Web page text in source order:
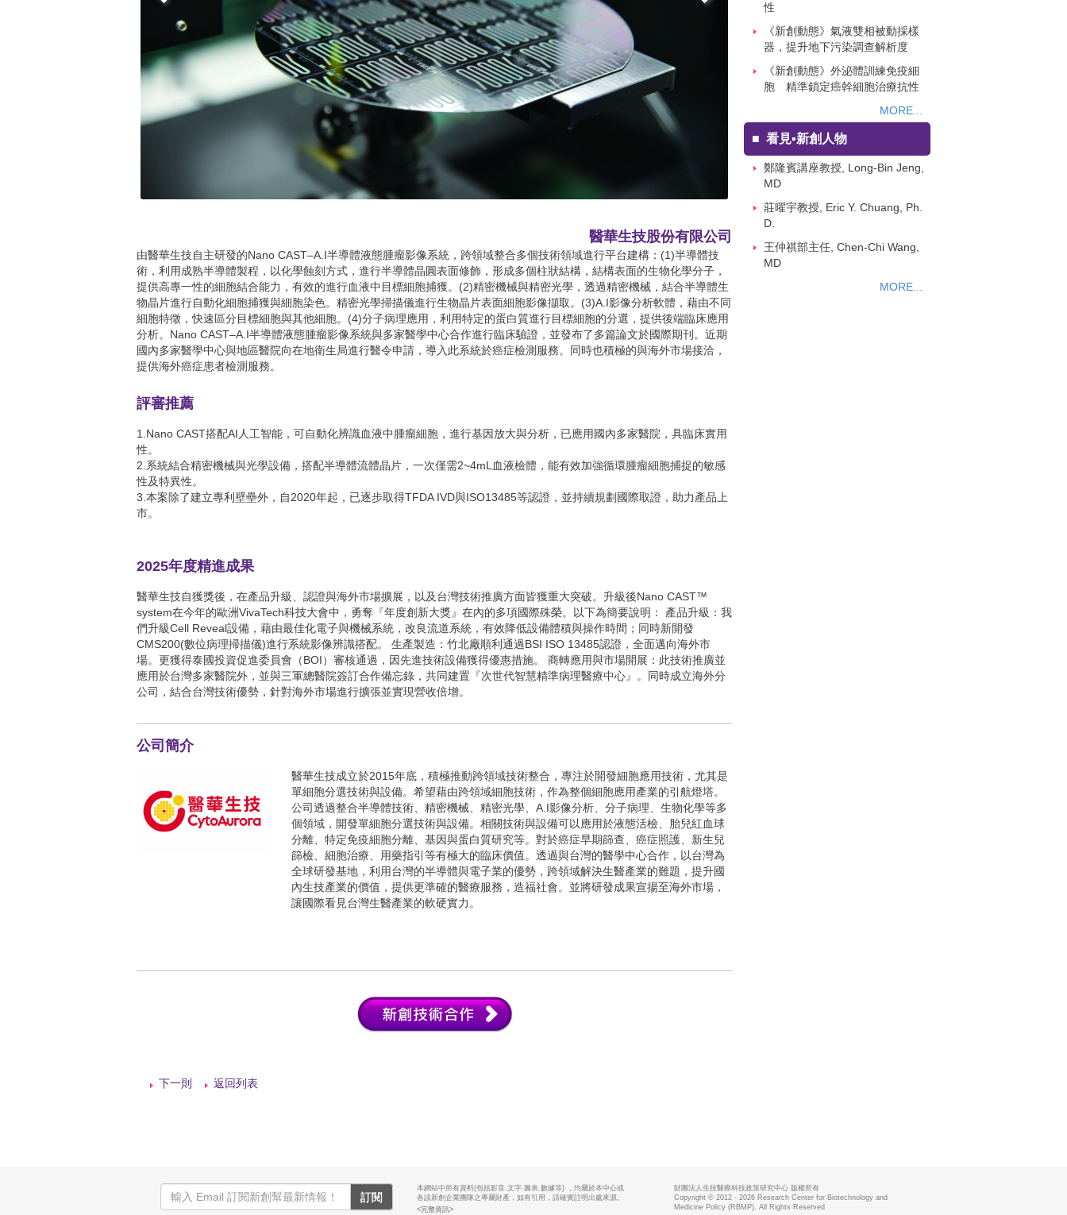
醫華生技股份有限公司
由醫華生技自主研發的Nano CAST–A.I半導體液態腫瘤影像系統，跨領域整合多個技術領域進行平台建構：(1)半導體技
術，利用成熟半導體製程，以化學蝕刻方式，進行半導體晶圓表面修飾，形成多個柱狀結構，結構表面的生物化學分子，
提供高專一性的細胞結合能力，有效的進行血液中目標細胞捕獲。(2)精密機械與精密光學，透過精密機械，結合半導體生
物晶片進行自動化細胞捕獲與細胞染色。精密光學掃描儀進行生物晶片表面細胞影像擷取。(3)A.I影像分析軟體，藉由不同
細胞特徵，快速區分目標細胞與其他細胞。(4)分子病理應用，利用特定的蛋白質進行目標細胞的分選，提供後端臨床應用
分析。Nano CAST–A.I半導體液態腫瘤影像系統與多家醫學中心合作進行臨床驗證，並發布了多篇論文於國際期刊。近期
國內多家醫學中心與地區醫院向在地衛生局進行醫令申請，導入此系統於癌症檢測服務。同時也積極的與海外市場接洽，
提供海外癌症患者檢測服務。
評審推薦
1.Nano CAST搭配AI人工智能，可自動化辨識血液中腫瘤細胞，進行基因放大與分析，已應用國內多家醫院，具臨床實用
性。
2.系統結合精密機械與光學設備，搭配半導體流體晶片，一次僅需2~4mL血液檢體，能有效加強循環腫瘤細胞捕捉的敏感
性及特異性。
3.本案除了建立專利壁壘外，自2020年起，已逐步取得TFDA IVD與ISO13485等認證，並持續規劃國際取證，助力產品上
市。
2025年度精進成果
醫華生技自獲獎後，在產品升級、認證與海外市場擴展，以及台灣技術推廣方面皆獲重大突破。升級後Nano CAST™
system在今年的歐洲VivaTech科技大會中，勇奪『年度創新大獎』在內的多項國際殊榮。以下為簡要說明： 產品升級：我
們升級Cell Reveal設備，藉由最佳化電子與機械系統，改良流道系統，有效降低設備體積與操作時間；同時新開發
CMS200(數位病理掃描儀)進行系統影像辨識搭配。 生產製造：竹北廠順利通過BSI ISO 13485認證，全面邁向海外市
場。更獲得泰國投資促進委員會（BOI）審核通過，因先進技術設備獲得優惠措施。 商轉應用與市場開展：此技術推廣並
應用於台灣多家醫院外，並與三軍總醫院簽訂合作備忘錄，共同建置『次世代智慧精準病理醫療中心』。同時成立海外分
公司，結合台灣技術優勢，針對海外市場進行擴張並實現營收倍增。
公司簡介
醫華生技成立於2015年底，積極推動跨領域技術整合，專注於開發細胞應用技術，尤其是
單細胞分選技術與設備。希望藉由跨領域細胞技術，作為整個細胞應用產業的引航燈塔。
公司透過整合半導體技術、精密機械、精密光學、A.I影像分析、分子病理、生物化學等多
個領域，開發單細胞分選技術與設備。相關技術與設備可以應用於液態活檢、胎兒紅血球
分離、特定免疫細胞分離、基因與蛋白質研究等。對於癌症早期篩查、癌症照護、新生兒
篩檢、細胞治療、用藥指引等有極大的臨床價值。透過與台灣的醫學中心合作，以台灣為
全球研發基地，利用台灣的半導體與電子業的優勢，跨領域解決生醫產業的難題，提升國
內生技產業的價值，提供更準確的醫療服務，造福社會。並將研發成果宣揚至海外市場，
讓國際看見台灣生醫產業的軟硬實力。
下一則 返回列表
性
《新創動態》氣液雙相被動採樣
器，提升地下污染調查解析度
《新創動態》外泌體訓練免疫細
胞 精準鎖定癌幹細胞治療抗性
MORE...
■ 看見▪新創人物
鄭隆賓講座教授, Long-Bin Jeng,
MD
莊曜宇教授, Eric Y. Chuang, Ph.
D.
王仲祺部主任, Chen-Chi Wang,
MD
MORE...
訂閱
本網站中所有資料(包括影音.文字.圖表.數據等) ，均屬於本中心或
各該新創企業團隊之專屬財產，如有引用，請確實註明出處來源。
<完整資訊>
財團法人生技醫療科技政策研究中心 版權所有
Copyright © 2012 - 2026 Research Center for Biotechnology and
Medicine Policy (RBMP). All Rights Reserved